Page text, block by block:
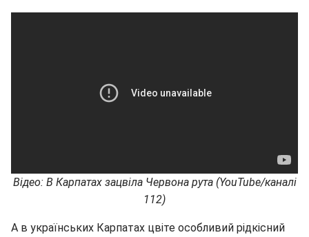
Відео: В Карпатах зацвіла Червона рута (YouTube/каналі
112)
А в українських Карпатах цвіте особливий рідкісний